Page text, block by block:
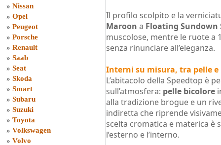
» Nissan
» Opel
» Peugeot
» Porsche
» Renault
» Saab
» Seat
» Skoda
» Smart
» Subaru
» Suzuki
» Toyota
» Volkswagen
» Volvo
Il profilo scolpito e la
Maroon a Floating Sundown
muscolose, mentre le ruote a
senza rinunciare all’eleganza.
Interni su misura, tra pelle e
L’abitacolo della Speedtop è
sull’atmosfera: pelle bicolore
alla tradizione brogue e un
indiretta che riprende
scelta cromatica e materica è
l’esterno e l’interno.